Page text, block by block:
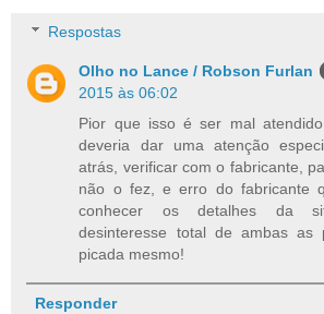
Respostas
Olho no Lance / Robson Furlan
2015 às 06:02
Pior que isso é ser mal
deveria dar uma atenção
atrás, verificar com o fabricante,
não o fez, e erro do fabricante
conhecer os detalhes da
desinteresse total de ambas
picada mesmo!
Responder